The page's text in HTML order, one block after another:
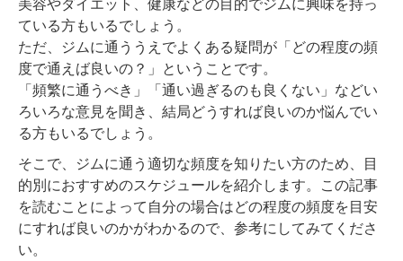
ている方もいるでしょう。
ただ、ジムに通ううえでよくある疑問が「どの程度の頻
度で通えば良いの？」ということです。
「頻繁に通うべき」「通い過ぎるのも良くない」などい
ろいろな意見を聞き、結局どうすれば良いのか悩んでい
る方もいるでしょう。
そこで、ジムに通う適切な頻度を知りたい方のため、目
的別におすすめのスケジュールを紹介します。この記事
を読むことによって自分の場合はどの程度の頻度を目安
にすれば良いのかがわかるので、参考にしてみてくださ
い。